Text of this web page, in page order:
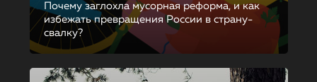
Почему заглохла мусорная реформа, и как
избежать превращения России в страну-
свалку?